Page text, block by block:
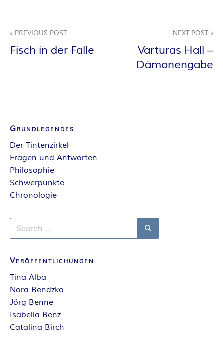
N
N
K
R
E
I
S
PREVIOUS POST
Fisch in der Falle
NEXT POST
Varturas Hall –
Dämonengabe
Grundlegendes
Der Tintenzirkel
Fragen und Antworten
Philosophie
Schwerpunkte
Chronologie
Search
for:
Search
Veröffentlichungen
Tina Alba
Nora Bendzko
Jörg Benne
Isabella Benz
Catalina Birch